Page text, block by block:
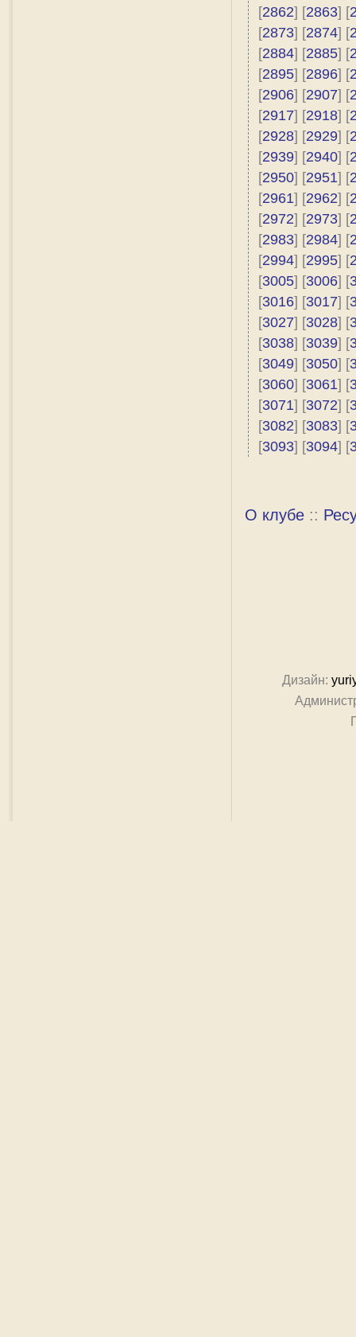
[2862] [2863] [
[2873] [2874] [
[2884] [2885] [
[2895] [2896] [
[2906] [2907] [
[2917] [2918] [
[2928] [2929] [
[2939] [2940] [
[2950] [2951] [
[2961] [2962] [
[2972] [2973] [
[2983] [2984] [
[2994] [2995] [
[3005] [3006] [
[3016] [3017] [
[3027] [3028] [
[3038] [3039] [
[3049] [3050] [
[3060] [3061] [
[3071] [3072] [
[3082] [3083] [
[3093] [3094] [
О клубе ::
Дизайн: